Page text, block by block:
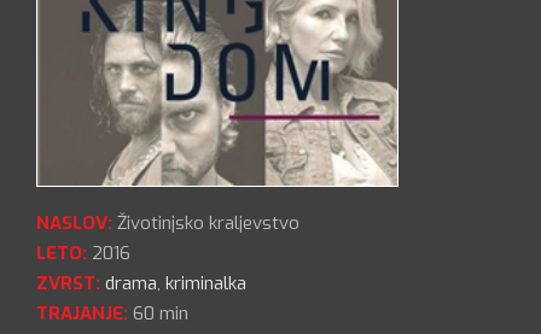
NASLOV: Životinjsko kraljevstvo
LETO: 2016
ZVRST: drama, kriminalka
TRAJANJE: 60 min